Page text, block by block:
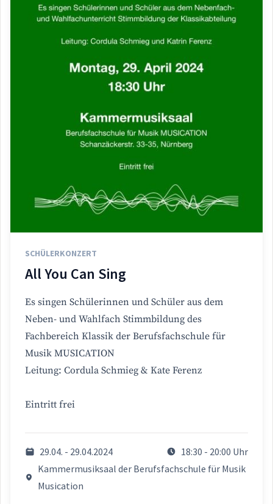
SCHÜLERKONZERT
All You Can Sing
Es singen Schülerinnen und Schüler aus dem
Neben- und Wahlfach Stimmbildung des
Fachbereich Klassik der Berufsfachschule für
Musik MUSICATION
Leitung: Cordula Schmieg & Kate Ferenz
Eintritt frei
29.04. - 29.04.2024
18:30 - 20:00 Uhr
Kammermusiksaal der Berufsfachschule für Musik
Musication